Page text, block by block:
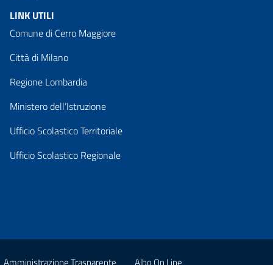
LINK UTILI
Comune di Cerro Maggiore
Città di Milano
Regione Lombardia
Ministero dell’Istruzione
Ufficio Scolastico Territoriale
Ufficio Scolastico Regionale